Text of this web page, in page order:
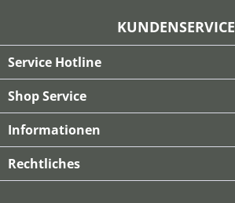
KUNDENSERVICE
Service Hotline
Shop Service
Informationen
Rechtliches